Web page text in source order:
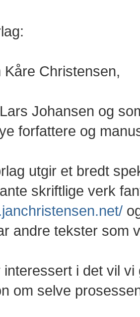
Christensen,
Johansen og
forfattere og
utgir et bredt
skriftlige verk
andre tekster som
interessert i det vil
om selve